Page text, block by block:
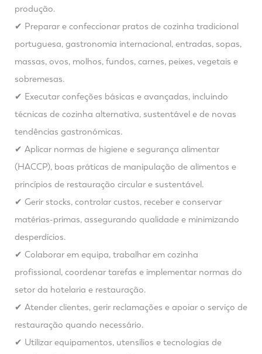
produção.
✔ Preparar e confeccionar pratos de cozinha tradicional
portuguesa, gastronomia internacional, entradas, sopas,
massas, ovos, molhos, fundos, carnes, peixes, vegetais e
sobremesas.
✔ Executar confeções básicas e avançadas, incluindo
técnicas de cozinha alternativa, sustentável e de novas
tendências gastronómicas.
✔ Aplicar normas de higiene e segurança alimentar
(HACCP), boas práticas de manipulação de alimentos e
princípios de restauração circular e sustentável.
✔ Gerir stocks, controlar custos, receber e conservar
matérias-primas, assegurando qualidade e minimizando
desperdícios.
✔ Colaborar em equipa, trabalhar em cozinha
profissional, coordenar tarefas e implementar normas do
setor da hotelaria e restauração.
✔ Atender clientes, gerir reclamações e apoiar o serviço de
restauração quando necessário.
✔ Utilizar equipamentos, utensílios e tecnologias de